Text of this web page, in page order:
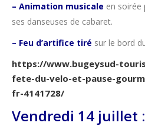
– Animation musicale en soirée
ses danseuses de cabaret.
– Feu d’artifice tiré sur le bord
https://www.bugeysud-
fete-du-velo-et-pause-
fr-4141728/
Vendredi 14 juillet :